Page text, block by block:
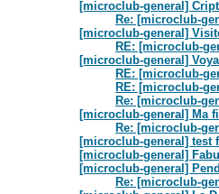
[microclub-general]
Re: [microclub-
[microclub-general]
RE: [microclub-
[microclub-general]
RE: [microclub-
RE: [microclub-
Re: [microclub-
[microclub-general] Ma
Re: [microclub-
[microclub-general] test
[microclub-general]
[microclub-general]
Re: [microclub-